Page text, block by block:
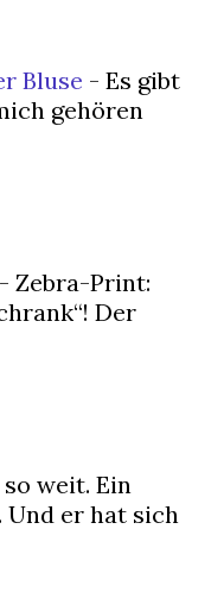
Bluse - Es gibt
gehören
- Zebra-Print:
Der
weit. Ein
Und er hat sich